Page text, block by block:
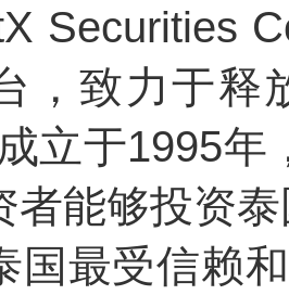
Securities
，致力于释
立于1995
者能够投资
国最受信赖